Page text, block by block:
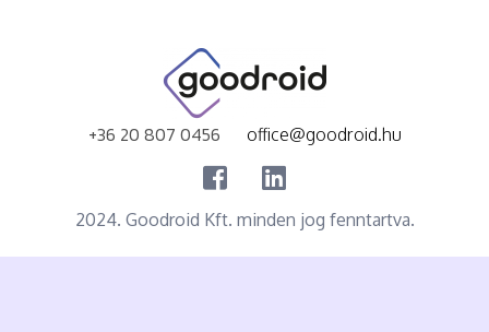
+36 20 807 0456 office@goodroid.hu
2024. Goodroid Kft. minden jog fenntartva.